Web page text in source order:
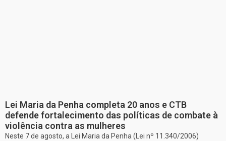
Lei Maria da Penha completa 20 anos e CTB
defende fortalecimento das políticas de combate à
violência contra as mulheres
Neste 7 de agosto, a Lei Maria da Penha (Lei nº 11.340/2006)